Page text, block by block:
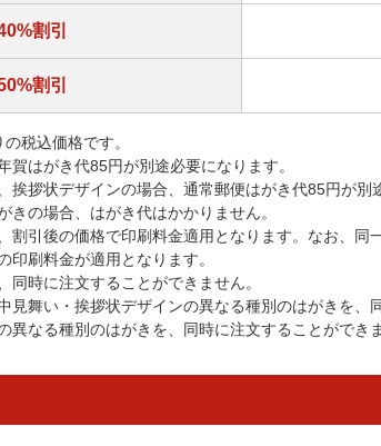
割引
割引
税込価格です。
はがき代85円が別途必要になります。
拶状デザインの場合、通常郵便はがき代85円が別
の場合、はがき代はかかりません。
割引後の価格で印刷料金適用となります。なお、同
印刷料金が適用となります。
時に注文することができません。
舞い・挨拶状デザインの異なる種別のはがきを、
なる種別のはがきを、同時に注文することができま